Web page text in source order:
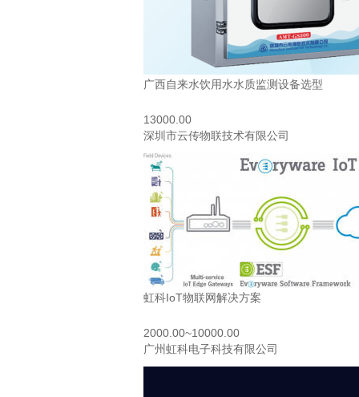
广西自来水饮用水水质监测设备选型
13000.00
深圳市云传物联技术有限公司
虹科IoT物联网解决方案
2000.00~10000.00
广州虹科电子科技有限公司